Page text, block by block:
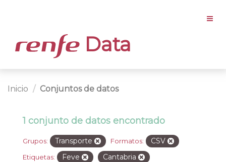
Data
Inicio Conjuntos de datos
1 conjunto de datos encontrado
Grupos: Transporte Formatos: CSV
Etiquetas: Feve Cantabria